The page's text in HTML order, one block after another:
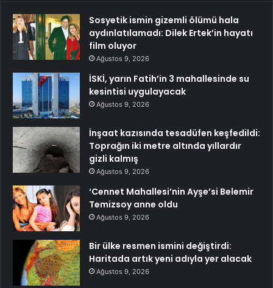
Sosyetik ismin gizemli ölümü hala
aydınlatılamadı: Dilek Ertek’in hayatı
film oluyor
Ağustos 9, 2026
İSKİ, yarın Fatih’in 3 mahallesinde su
kesintisi uygulayacak
Ağustos 9, 2026
İnşaat kazısında tesadüfen keşfedildi:
Toprağın iki metre altında yıllardır
gizli kalmış
Ağustos 9, 2026
‘Cennet Mahallesi’nin Ayşe’si Belemir
Temizsoy anne oldu
Ağustos 9, 2026
Bir ülke resmen ismini değiştirdi:
Haritada artık yeni adıyla yer alacak
Ağustos 9, 2026